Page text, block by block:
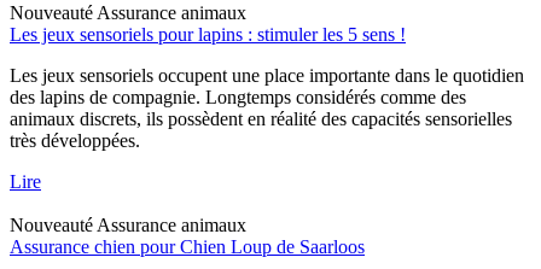
Nouveauté Assurance animaux
Les jeux sensoriels pour lapins : stimuler les 5 sens !
Les jeux sensoriels occupent une place importante dans le quotidien
des lapins de compagnie. Longtemps considérés comme des
animaux discrets, ils possèdent en réalité des capacités sensorielles
très développées.
Lire
Nouveauté Assurance animaux
Assurance chien pour Chien Loup de Saarloos